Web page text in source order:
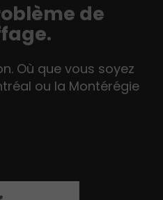
de
Où que vous soyez
ou la Montérégie